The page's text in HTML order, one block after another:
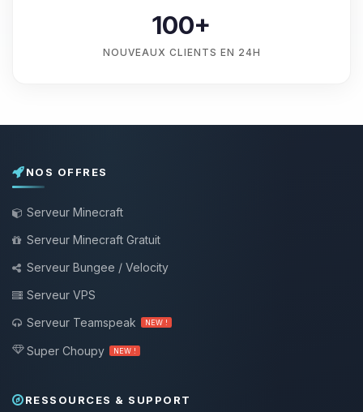
100+
NOUVEAUX CLIENTS EN 24H
NOS OFFRES
Serveur Minecraft
Serveur Minecraft Gratuit
Serveur Bungee / Velocity
Serveur VPS
Serveur Teamspeak
NEW !
Super Choupy NEW !
RESSOURCES & SUPPORT